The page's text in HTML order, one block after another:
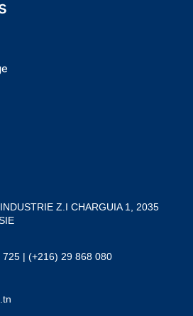
Z.I CHARGUIA 1, 2035
| (+216) 29 868 080